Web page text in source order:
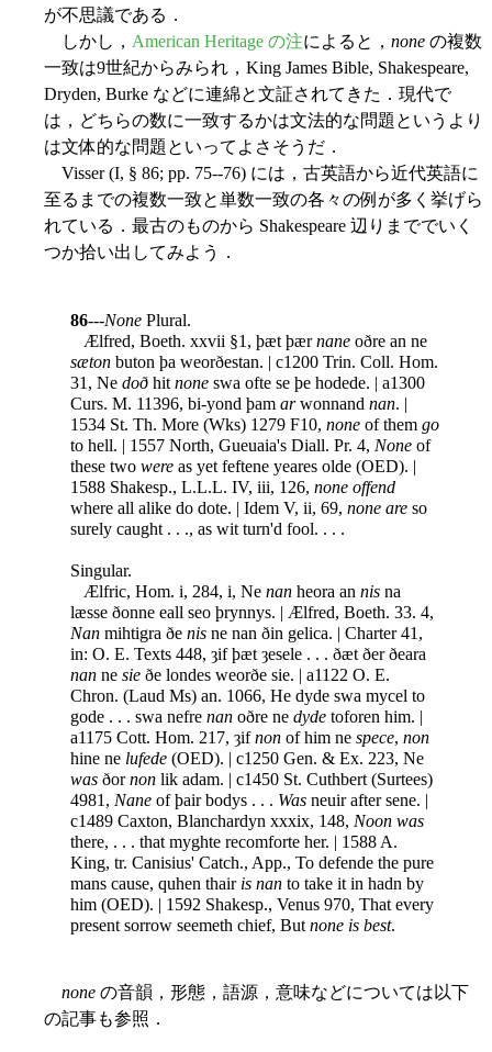
が不思議である．
しかし， American Heritage の注によると， none の複数
一致は9世紀からみられ，King James Bible, Shakespeare,
Dryden, Burke などに連綿と文証されてきた．現代で
は，どちらの数に一致するかは文法的な問題というより
は文体的な問題といってよさそうだ．
Visser (I, § 86; pp. 75--76) には，古英語から近代英語に
至るまでの複数一致と単数一致の各々の例が多く挙げら
れている．最古のものから Shakespeare 辺りまででいく
つか拾い出してみよう．
86---None Plural.
Ælfred, Boeth. xxvii §1, þæt þærnane oðre an ne
sæton buton þa weorðestan. | c1200 Trin. Coll. Hom.
31, Ne doð hit none swa ofte se þe hodede. | a1300
Curs. M. 11396, bi-yond þam arwonnand nan. |
1534 St. Th. More (Wks) 1279 F10, none of them go
to hell. | 1557 North, Gueuaia's Diall. Pr. 4, None of
these two were as yet feftene yeares olde (OED). |
1588 Shakesp., L.L.L. IV, iii, 126, none offend
where all alike do dote. | Idem V, ii, 69, none are so
surely caught . . ., as wit turn'd fool. . . .
Singular.
Ælfric, Hom. i, 284, i, Ne nan heora an nis na
læsse ðonne eall seo þrynnys. | Ælfred, Boeth. 33. 4,
Nan mihtigra ðe nis ne nan ðin gelica. | Charter 41,
in: O. E. Texts 448, ȝif þæt ȝesele . . . ðæt ðer ðeara
nan ne sie ðe londes weorðe sie. | a1122 O. E.
Chron. (Laud Ms) an. 1066, He dyde swa mycel to
gode . . . swa nefre nan oðre ne dyde toforen him. |
a1175 Cott. Hom. 217, ȝifnon of him ne spece, non
hine ne lufede (OED). | c1250 Gen. & Ex. 223, Ne
was ðornon lik adam. | c1450 St. Cuthbert (Surtees)
4981, Nane of þair bodys . . . Was neuir after sene. |
c1489 Caxton, Blanchardyn xxxix, 148, Noon was
there, . . . that myghte recomforte her. | 1588 A.
King, tr. Canisius' Catch., App., To defende the pure
mans cause, quhen thair is nan to take it in hadn by
him (OED). | 1592 Shakesp., Venus 970, That every
present sorrow seemeth chief, But none is best.
none の音韻，形態，語源，意味などについては以下
の記事も参照．